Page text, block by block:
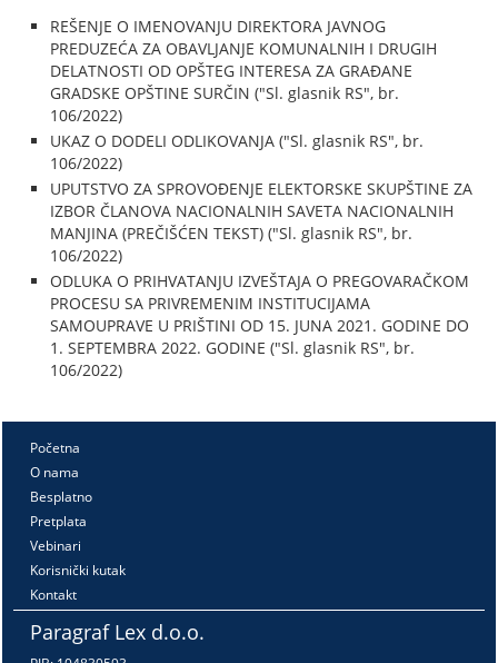
REŠENJE O IMENOVANJU DIREKTORA JAVNOG
PREDUZEĆA ZA OBAVLJANJE KOMUNALNIH I DRUGIH
DELATNOSTI OD OPŠTEG INTERESA ZA GRAĐANE
GRADSKE OPŠTINE SURČIN ("Sl. glasnik RS", br.
106/2022)
UKAZ O DODELI ODLIKOVANJA ("Sl. glasnik RS", br.
106/2022)
UPUTSTVO ZA SPROVOĐENJE ELEKTORSKE SKUPŠTINE ZA
IZBOR ČLANOVA NACIONALNIH SAVETA NACIONALNIH
MANJINA (PREČIŠĆEN TEKST) ("Sl. glasnik RS", br.
106/2022)
ODLUKA O PRIHVATANJU IZVEŠTAJA O PREGOVARAČKOM
PROCESU SA PRIVREMENIM INSTITUCIJAMA
SAMOUPRAVE U PRIŠTINI OD 15. JUNA 2021. GODINE DO
1. SEPTEMBRA 2022. GODINE ("Sl. glasnik RS", br.
106/2022)
Početna
O nama
Besplatno
Pretplata
Vebinari
Korisnički kutak
Kontakt
Paragraf Lex d.o.o.